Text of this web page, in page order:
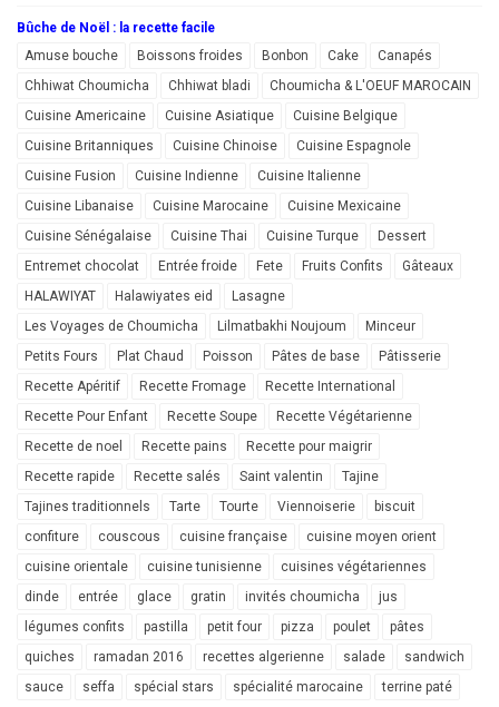
Bûche de Noël : la recette facile
Amuse bouche
Boissons froides Bonbon Cake
Canapés
Chhiwat Choumicha
Chhiwat bladi
Choumicha & L'OEUF MAROCAIN
Cuisine Americaine
Cuisine Asiatique
Cuisine Belgique
Cuisine Britanniques
Cuisine Chinoise
Cuisine Espagnole
Cuisine Fusion
Cuisine Indienne
Cuisine Italienne
Cuisine Libanaise
Cuisine Marocaine
Cuisine Mexicaine
Cuisine Sénégalaise
Cuisine Thai Cuisine Turque
Dessert
Entremet chocolat
Entrée froide Fete Fruits Confits
Gâteaux
HALAWIYAT
Halawiyates eid
Lasagne
Les Voyages de Choumicha
Lilmatbakhi Noujoum
Minceur
Petits Fours
Plat Chaud Poisson Pâtes de base
Pâtisserie
Recette Apéritif
Recette Fromage
Recette International
Recette Pour Enfant
Recette Soupe
Recette Végétarienne
Recette de noel
Recette pains
Recette pour maigrir
Recette rapide
Recette salés Saint valentin
Tajine
Tajines traditionnels
Tarte Tourte Viennoiserie
biscuit
confiture
couscous cuisine française
cuisine moyen orient
cuisine orientale
cuisine tunisienne
cuisines végétariennes
dinde
entrée glace gratin invités choumicha
jus
légumes confits
pastilla petit four pizza poulet
pâtes
quiches
ramadan 2016 recettes algerienne salade
sandwich
sauce
seffa spécial stars spécialité marocaine terrine paté